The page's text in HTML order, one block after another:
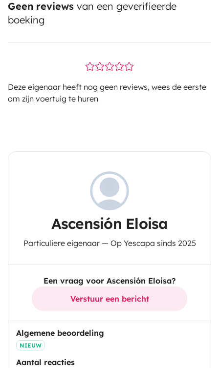
Geen reviews van een geverifieerde
boeking
Deze eigenaar heeft nog geen reviews, wees de eerste
om zijn voertuig te huren
Ascensión Eloisa
Particuliere eigenaar — Op Yescapa sinds 2025
Een vraag voor Ascensión Eloisa?
Verstuur een bericht
Algemene beoordeling
NIEUW
Aantal reacties